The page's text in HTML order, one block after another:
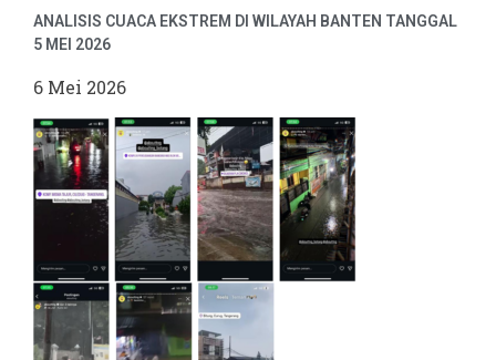
ANALISIS CUACA EKSTREM DI WILAYAH BANTEN TANGGAL
5 MEI 2026
6 Mei 2026